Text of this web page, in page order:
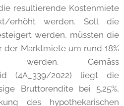
resultierende Kostenmiete
erhöht werden. Soll die
werden, müssten die
Marktmiete um rund 18%
werden. Gemäss
(4A_339/2022) liegt die
Bruttorendite bei 5.25%,
des hypothekarischen